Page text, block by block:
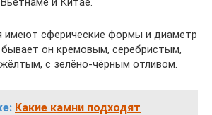
сферические формы и диаметр
он кремовым, серебристым,
с зелёно-чёрным отливом.
Какие камни подходят